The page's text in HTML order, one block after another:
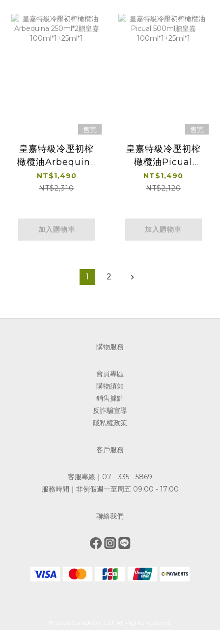
售完
皇嘉特級冷壓初榨
橄欖油Arbequina
250ml*2贈皇嘉
100ml*1+25ml*1
NT$1,490
NT$2,310
加入購物車
售完
皇嘉特級冷壓初榨
橄欖油Picual
500ml贈皇嘉
100ml*1+25ml*1
NT$1,490
NT$2,120
加入購物車
1 2
購物服務
會員專區
購物須知
銷售據點
反詐騙宣導
隱私權政策
客戶服務
客服專線｜07 - 335 - 5869
服務時間｜非例假週一至周五 09:00 - 17:00
聯絡我們